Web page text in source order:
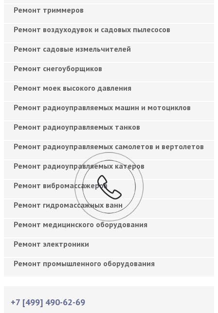
Ремонт триммеров
Ремонт воздуходувок и садовых пылесосов
Ремонт садовые измельчителей
Ремонт снегоуборщиков
Ремонт моек высокого давления
Ремонт радиоуправляемых машин и мотоциклов
Ремонт радиоуправляемых танков
Ремонт радиоуправляемых самолетов и вертолетов
Ремонт радиоуправляемых катеров
Ремонт вибромассажеров
Ремонт гидромассажных ванн
Ремонт медицинского оборудования
Ремонт электроники
Ремонт промышленного оборудования
+7 [499] 490-62-69